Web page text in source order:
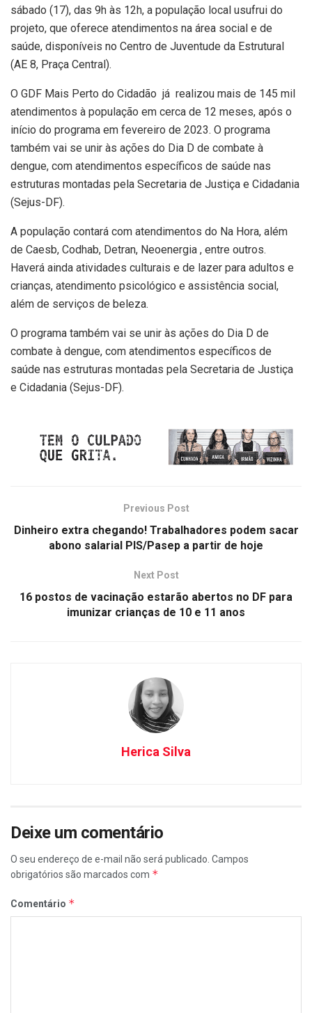
sábado (17), das 9h às 12h, a população local usufrui do
projeto, que oferece atendimentos na área social e de
saúde, disponíveis no Centro de Juventude da Estrutural
(AE 8, Praça Central).
O GDF Mais Perto do Cidadão já realizou mais de 145 mil
atendimentos à população em cerca de 12 meses, após o
início do programa em fevereiro de 2023. O programa
também vai se unir às ações do Dia D de combate à
dengue, com atendimentos específicos de saúde nas
estruturas montadas pela Secretaria de Justiça e Cidadania
(Sejus-DF).
A população contará com atendimentos do Na Hora, além
de Caesb, Codhab, Detran, Neoenergia , entre outros.
Haverá ainda atividades culturais e de lazer para adultos e
crianças, atendimento psicológico e assistência social,
além de serviços de beleza.
O programa também vai se unir às ações do Dia D de
combate à dengue, com atendimentos específicos de
saúde nas estruturas montadas pela Secretaria de Justiça
e Cidadania (Sejus-DF).
Previous Post
Dinheiro extra chegando! Trabalhadores podem sacar
abono salarial PIS/Pasep a partir de hoje
Next Post
16 postos de vacinação estarão abertos no DF para
imunizar crianças de 10 e 11 anos
Herica Silva
Deixe um comentário
O seu endereço de e-mail não será publicado. Campos
obrigatórios são marcados com *
Comentário *